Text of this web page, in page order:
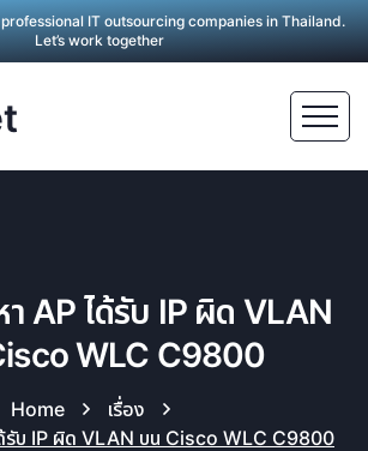
professional IT outsourcing companies in Thailand.
Let’s work together
AP ได้รับ IP ผิด VLAN
WLC C9800
Home
เรื่อง
รับ IP ผิด VLAN บน Cisco WLC C9800